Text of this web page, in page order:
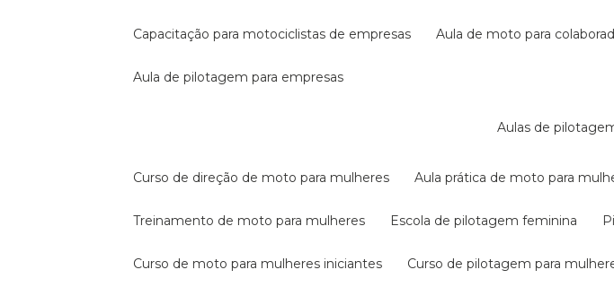
capacitação para motociclistas de empresas aula de moto para
aula de pilotagem para empresas
aulas de
curso de direção de moto para mulheres aula prática de moto para
treinamento de moto para mulheres escola de pilotagem feminina
curso de moto para mulheres iniciantes curso de pilotagem para